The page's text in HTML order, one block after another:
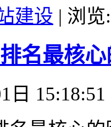
建设 | 浏览:
名最核
日 15:18:51